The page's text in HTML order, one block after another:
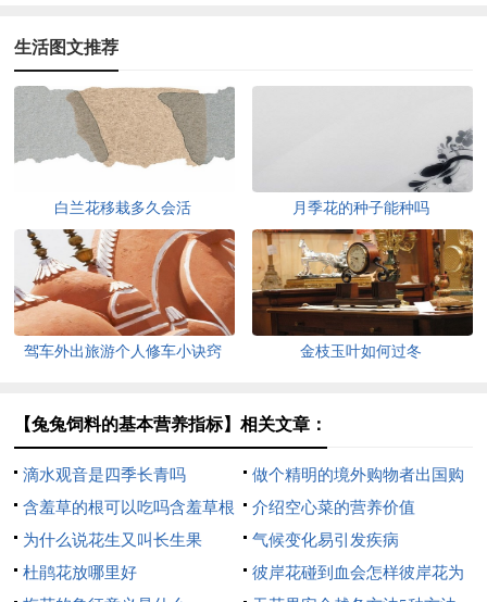
生活图文推荐
白兰花移栽多久会活 月季花的种子能种吗
驾车外出旅游个人修车小诀窍 金枝玉叶如何过冬
【兔兔饲料的基本营养指标】相关文章：
滴水观音是四季长青吗
做个精明的境外购物者出国购
物退税全攻略
含羞草的根可以吃吗含羞草根
煲排骨可以吗可以
介绍空心菜的营养价值
为什么说花生又叫长生果
气候变化易引发疾病
杜鹃花放哪里好
彼岸花碰到血会怎样彼岸花为